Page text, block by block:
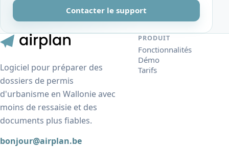
Contacter le support
Logiciel pour préparer des
dossiers de permis
d'urbanisme en Wallonie avec
moins de ressaisie et des
documents plus fiables.
bonjour@airplan.be
PRODUIT
Fonctionnalités
Démo
Tarifs